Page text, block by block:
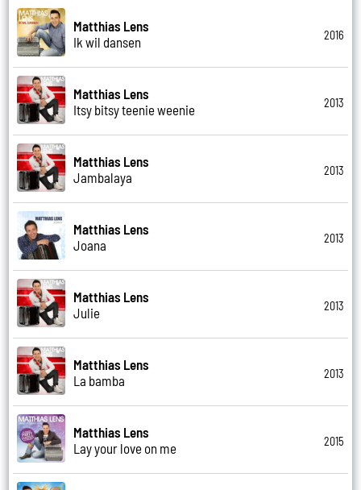
Matthias Lens
Ik wil dansen
2016
Matthias Lens
Itsy bitsy teenie weenie
2013
Matthias Lens
Jambalaya
2013
Matthias Lens
Joana
2013
Matthias Lens
Julie
2013
Matthias Lens
La bamba
2013
Matthias Lens
Lay your love on me
2015